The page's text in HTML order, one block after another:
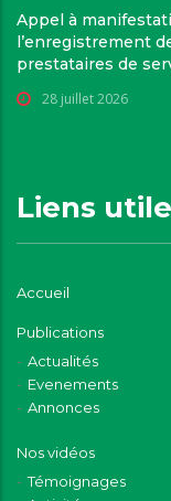
Appel à
l’enregistrement
prestataires de
28 juillet 2026
Liens
Accueil
Publications
Actualités
Evenements
Annonces
Nos vidéos
Témoignages